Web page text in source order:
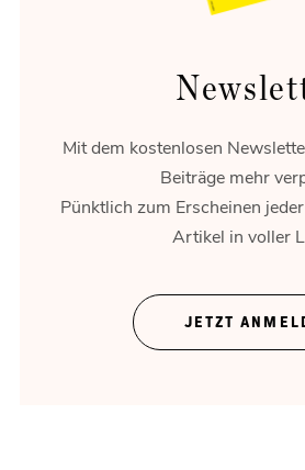
Muster in der Datenwolke.
Mit dem kostenlosen
Beiträge mehr
Pünktlich zum Erscheinen
Artikel in voller
JETZT